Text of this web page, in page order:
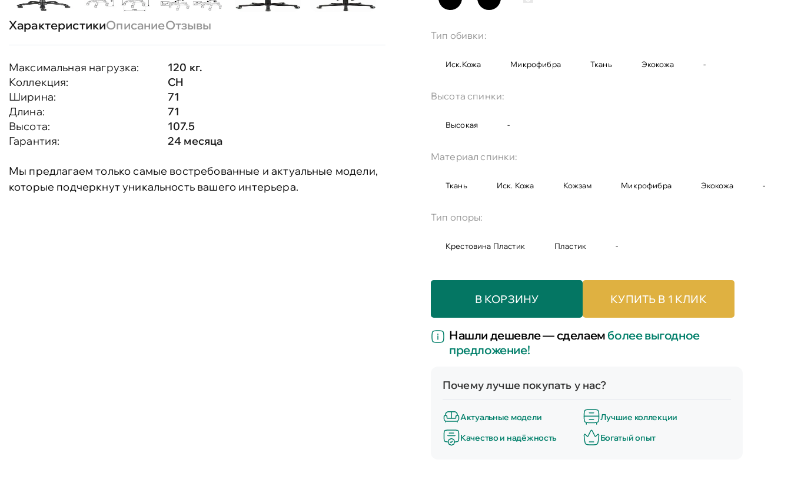
ХарактеристикиОписаниеОтзывы
Максимальная нагрузка:
120 кг.
Коллекция:
CH
Ширина:
71
Длина:
71
Высота:
107.5
Гарантия:
24 месяца
Мы предлагаем только самые востребованные и актуальные модели,
которые подчеркнут уникальность вашего интерьера.
Тип обивки:
Иск.кожа Микрофибра Ткань Экокожа -
Высота спинки:
Высокая -
Материал спинки:
Ткань Иск. Кожа Кожзам Микрофибра Экокожа -
Тип опоры:
Крестовина Пластик Пластик -
В КОРЗИНУ КУПИТЬ В 1 КЛИК
Нашли дешевле — сделаемболее выгодное
предложение!
Почему лучше покупать у нас?
Актуальные модели
Лучшие коллекции
Качество и надёжность
Богатый опыт